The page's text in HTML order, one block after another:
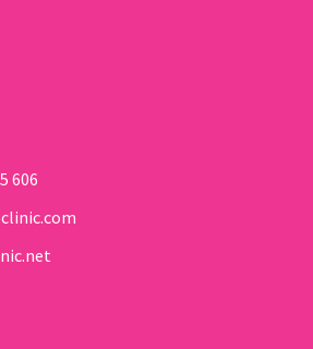
606